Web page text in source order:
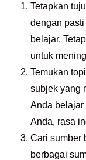
Tetapkan
dengan
belajar.
untuk
Temukan
subjek yang
Anda belajar
Anda, rasa
Cari sumber
berbagai